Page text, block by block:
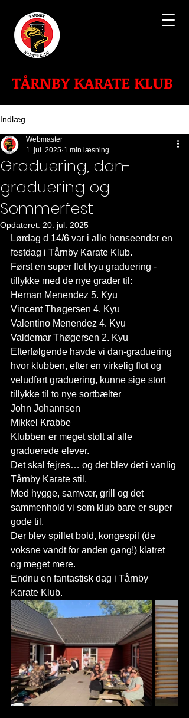
TÅRNBY KARATE KLUB
Indlæg
Graduering, dan-
graduering og
Sommerfest
Webmaster
1. jul. 2025 1 min læsning
Opdateret: 20. jul. 2025
Lørdag d 14/6 var i alle henseender en
festdag i Tårnby Karate Klub.
Først en super flot kyu graduering -
tillykke med de nye grader til:
Hernan Menendez 5. Kyu
Vincent Thøgersen 4. Kyu
Valentino Menendez 4. Kyu
Valdemar Thøgersen 2. Kyu
Efterfølgende havde vi dan-graduering
hvor klubben, efter en virkelig flot og
veludført graduering, kunne sige stort
tillykke til to nye sortbælter
John Johannsen
Mikkel Krabbe
Klubben er meget stolt af alle
graduerede elever.
Det skal fejres… og det blev det i vanlig
Tårnby Karate stil.
Med hygge, samvær, grill og det
sammenhold vi som klub bare er super
gode til.
Der blev spillet bold, kongespil (de
voksne vandt for anden gang!) klatret
og meget mere.
Endnu en fantastisk dag i Tårnby
Karate Klub.